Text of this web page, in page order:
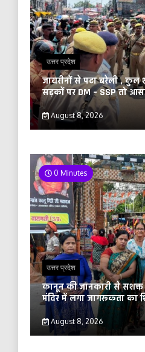
उत्तर प्रदेश
जायरीनों से पटा बरेली , कुल
सड़कों पर DM – SSP तो
August 8, 2026
0 Minutes
उत्तर प्रदेश
कानून की जानकारी से
मंदिर में लगा जागरूकता का
August 8, 2026